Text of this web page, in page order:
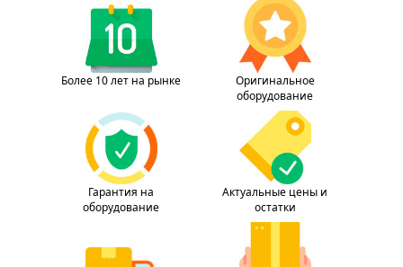
Более 10 лет на рынке
Оригинальное
оборудование
Гарантия на
оборудование
Актуальные цены и
остатки